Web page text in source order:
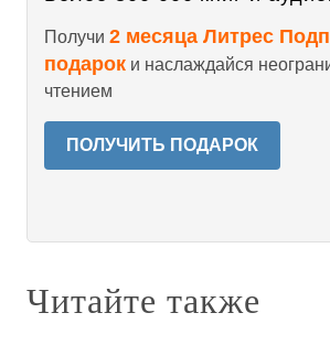
Получи 2 месяца Литрес
подарок и наслаждайся
чтением
ПОЛУЧИТЬ ПОДАРОК
Читайте также